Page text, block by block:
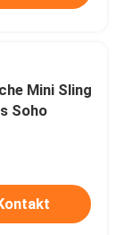
Mini Sling
Soho